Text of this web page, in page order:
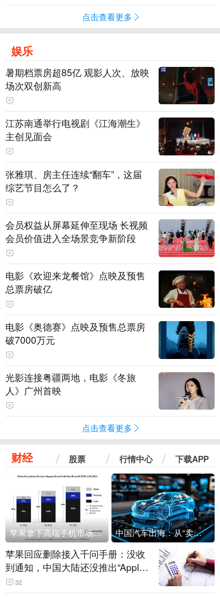
点击查看更多
娱乐
暑期档票房超85亿 观影人次、放映
场次双创新高
江苏南通举行电视剧《江海潮生》
主创见面会
张雅琪、房主任连续“翻车”，这届
综艺节目怎么了？
会员权益从屏幕延伸至现场 长视频
会员价值进入全场景竞争新阶段
电影《欢迎来龙餐馆》点映及预售
总票房破亿
电影《奥德赛》点映及预售总票房
破7000万元
光影连接粤疆两地，电影《冬旅
人》广州首映
点击查看更多
财经 股票 行情中心 下载APP
苹果拿下高端手机市场65%的份额：iPhone 17系列功不可没 中国汽车出海：从“卖出去”到“走进去”
苹果回应删除接入千问手册：没收
到通知，中国大陆还没推出“Apple
智能使用千问”功能
32